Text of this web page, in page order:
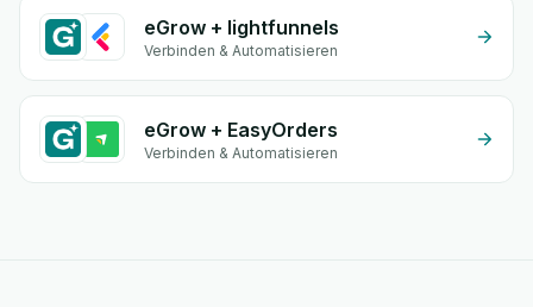
eGrow + lightfunnels
Verbinden & Automatisieren
eGrow + EasyOrders
Verbinden & Automatisieren